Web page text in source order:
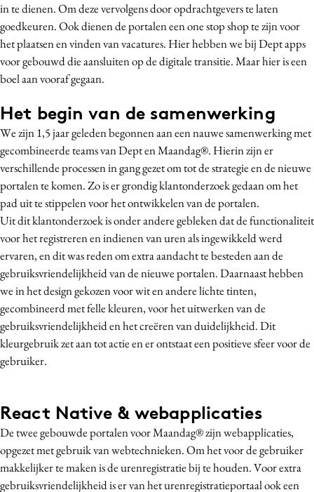
in te dienen. Om deze vervolgens door opdrachtgevers te laten
goedkeuren. Ook dienen de portalen een one stop shop te zijn voor
het plaatsen en vinden van vacatures. Hier hebben we bij Dept apps
voor gebouwd die aansluiten op de digitale transitie. Maar hier is een
boel aan vooraf gegaan.
Het begin van de samenwerking
We zijn 1,5 jaar geleden begonnen aan een nauwe samenwerking met
gecombineerde teams van Dept en Maandag®. Hierin zijn er
verschillende processen in gang gezet om tot de strategie en de nieuwe
portalen te komen. Zo is er grondig klantonderzoek gedaan om het
pad uit te stippelen voor het ontwikkelen van de portalen.
Uit dit klantonderzoek is onder andere gebleken dat de functionaliteit
voor het registreren en indienen van uren als ingewikkeld werd
ervaren, en dit was reden om extra aandacht te besteden aan de
gebruiksvriendelijkheid van de nieuwe portalen. Daarnaast hebben
we in het design gekozen voor wit en andere lichte tinten,
gecombineerd met felle kleuren, voor het uitwerken van de
gebruiksvriendelijkheid en het creëren van duidelijkheid. Dit
kleurgebruik zet aan tot actie en er ontstaat een positieve sfeer voor de
gebruiker.
React Native & webapplicaties
De twee gebouwde portalen voor Maandag® zijn webapplicaties,
opgezet met gebruik van webtechnieken. Om het voor de gebruiker
makkelijker te maken is de urenregistratie bij te houden. Voor extra
gebruiksvriendelijkheid is er van het urenregistratieportaal ook een